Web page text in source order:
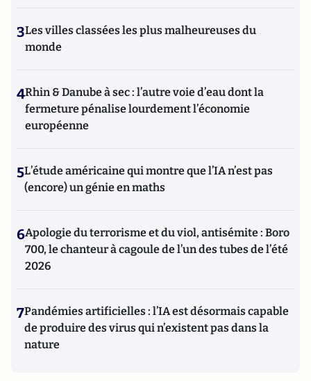
3Les villes classées les plus malheureuses du
monde
4Rhin & Danube à sec : l’autre voie d’eau dont la
fermeture pénalise lourdement l’économie
européenne
5L’étude américaine qui montre que l’IA n’est pas
(encore) un génie en maths
6Apologie du terrorisme et du viol, antisémite : Boro
700, le chanteur à cagoule de l’un des tubes de l’été
2026
7Pandémies artificielles : l’IA est désormais capable
de produire des virus qui n’existent pas dans la
nature